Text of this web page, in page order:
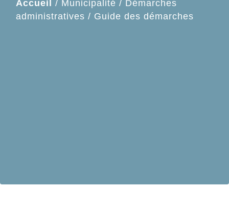
Accueil / Municipalité / Démarches
administratives / Guide des démarches